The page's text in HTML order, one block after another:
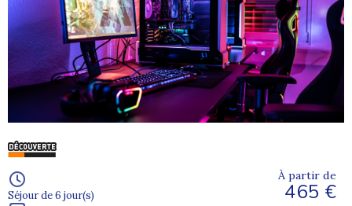
Séjour de 6 jour(s)
À partir de
465 €